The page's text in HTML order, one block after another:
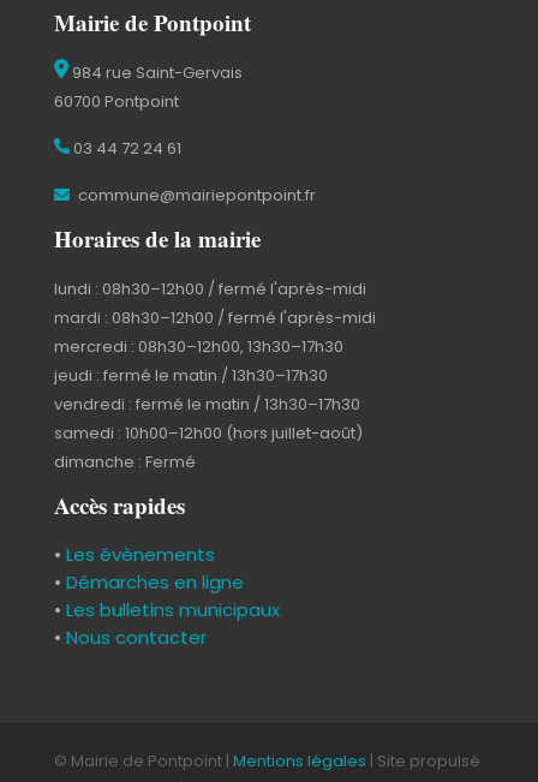
Mairie de Pontpoint
984 rue Saint-Gervais
60700 Pontpoint
03 44 72 24 61
commune@mairiepontpoint.fr
Horaires de la mairie
lundi : 08h30–12h00 / fermé l'après-midi
mardi : 08h30–12h00 / fermé l'après-midi
mercredi : 08h30–12h00, 13h30–17h30
jeudi : fermé le matin / 13h30–17h30
vendredi : fermé le matin / 13h30–17h30
samedi : 10h00–12h00 (hors juillet-août)
dimanche : Fermé
Accès rapides
• Les évènements
• Démarches en ligne
• Les bulletins municipaux
• Nous contacter
© Mairie de Pontpoint | Mentions légales | Site propulsé